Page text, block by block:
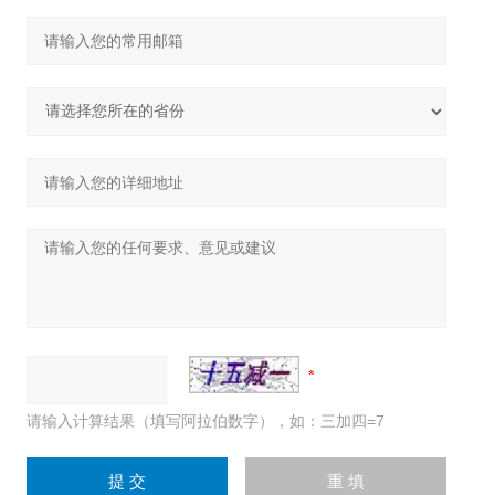
请输入计算结果（填写阿拉伯数字），如：三加四=7